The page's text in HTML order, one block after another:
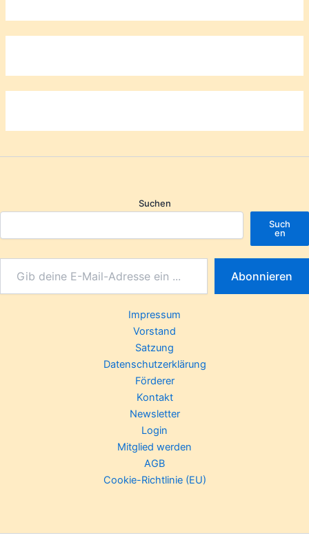
Suchen
Such
en
Abonnieren
Impressum
Vorstand
Satzung
Datenschutzerklärung
Förderer
Kontakt
Newsletter
Login
Mitglied werden
AGB
Cookie-Richtlinie (EU)